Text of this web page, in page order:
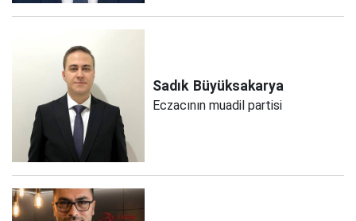
Sadık Büyüksakarya
Eczacının muadil partisi